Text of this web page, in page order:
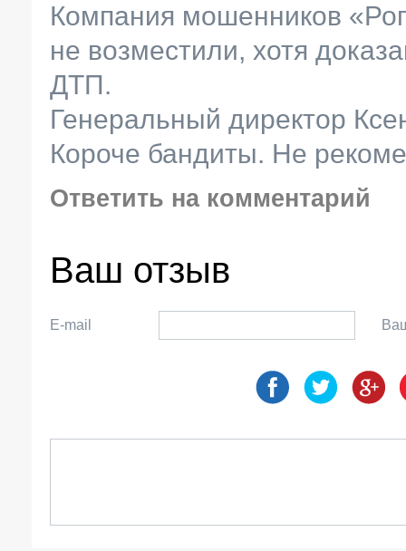
Компания мошенников
не возместили, хотя
ДТП.
Генеральный директор
Короче бандиты. Не
Ответить на комментарий
Ваш отзыв
E-mail